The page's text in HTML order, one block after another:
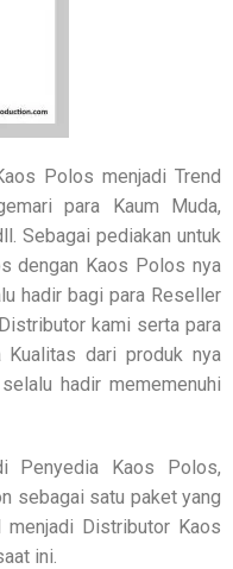
Polos menjadi Trend
para Kaum Muda,
Sebagai pediakan untuk
dengan Kaos Polos nya
hadir bagi para Reseller
kami serta para
Kualitas dari produk nya
hadir mememenuhi
Penyedia Kaos Polos,
sebagai satu paket yang
Distributor Kaos
ini.